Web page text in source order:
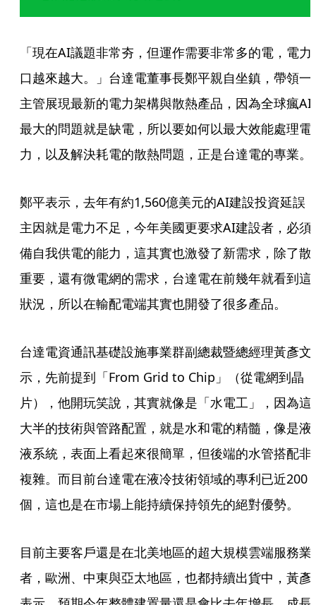
「現在AI議題非常夯，但運作需要非常多的電，電力
口越來越大。」台達電董事長鄭平親自坐鎮，帶領一
主管展現最新的電力架構與散熱產品，因為全球瘋AI
最大的問題就是缺電，所以要如何以最大效能處理電
力，以及解決耗電的散熱問題，正是台達電的專業。
鄭平表示，去年有約1,560億美元的AI建設投資延誤
主因就是電力不足，今年美國更要求AI建設者，必須
備自我供電的能力，這其實也激發了新需求，除了散
重要，還有微電網的需求，台達電在前幾年就看到這
狀況，所以在輸配電端其實也開發了很多產品。
台達電資通訊基礎設施事業群副總裁暨總經理黃彥文
示，先前提到「From Grid to Chip」（從電網到晶
片），他開玩笑說，其實就像是「水電工」，因為這
大半的技術與管路配置，就是水和電的精髓，像是液
液系統，表面上看起來很簡單，但後端的水管搭配非
複雜。而目前台達電在液冷技術領域的專利已近200
個，這也是在市場上能持續保持領先的絕對優勢。
目前主要客戶還是在北美地區的超大規模雲端服務業
者，歐洲、中東與亞太地區，也都持續出貨中，黃彥